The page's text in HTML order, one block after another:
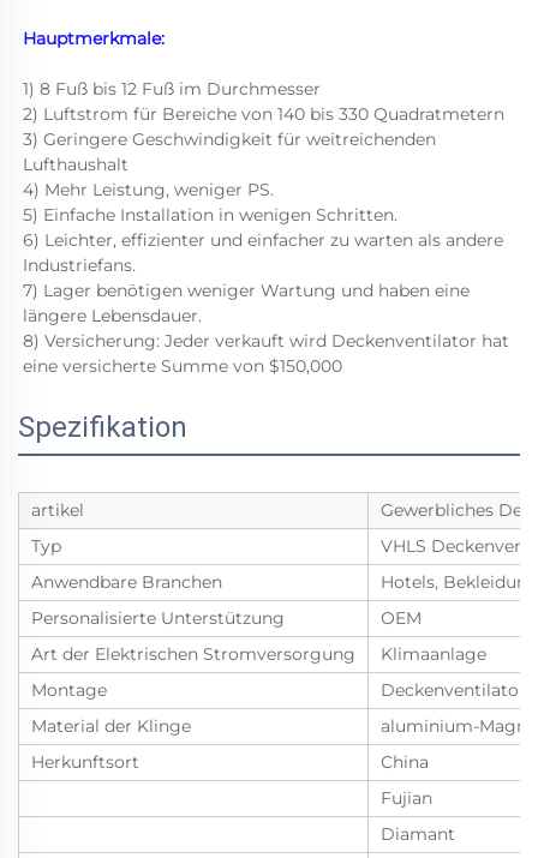
Hauptmerkmale:
1) 8 Fuß bis 12 Fuß im Durchmesser
2) Luftstrom für Bereiche von 140 bis 330 Quadratmetern
3) Geringere Geschwindigkeit für weitreichenden
Lufthaushalt
4) Mehr Leistung, weniger PS.
5) Einfache Installation in wenigen Schritten.
6) Leichter, effizienter und einfacher zu warten als andere
Industriefans.
7) Lager benötigen weniger Wartung und haben eine
längere Lebensdauer.
8) Versicherung: Jeder verkauft wird Deckenventilator hat
eine versicherte Summe von $150,000
Spezifikation
artikel
Gewerbliches
Typ
VHLS
Anwendbare Branchen
Hotels,
Personalisierte Unterstützung
OEM
Art der Elektrischen Stromversorgung
Klimaanlage
Montage
Deckenventilator
Material der Klinge
aluminium-
Herkunftsort
China
Fujian
Diamant